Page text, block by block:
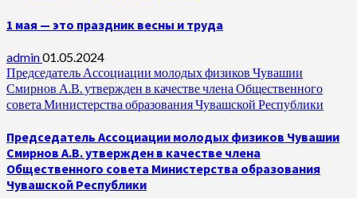
1 мая — это праздник весны и труда
admin01.05.2024
Председатель Ассоциации молодых физиков Чувашии
Смирнов А.В. утвержден в качестве члена Общественного
совета Министерства образования Чувашской Республики
Председатель Ассоциации молодых физиков Чувашии
Смирнов А.В. утвержден в качестве члена
Общественного совета Министерства образования
Чувашской Республики